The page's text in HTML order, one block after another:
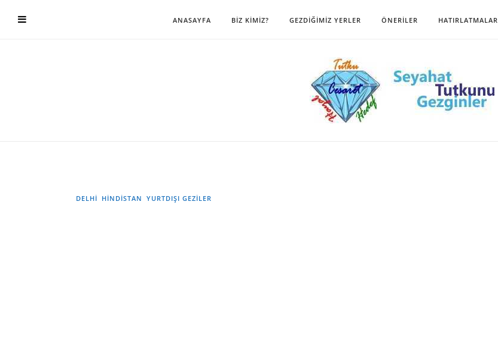
ANASAYFA BİZ KİMİZ? GEZDIĞIMIZ YERLER ÖNERILER HATIRLATMALAR
DELHİ HINDISTAN YURTDIŞI GEZILER